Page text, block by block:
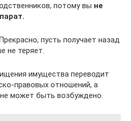
потому вы не
пусть получает назад
не теряет.
имущества переводит
правовых отношений, а
не может быть возбуждено.